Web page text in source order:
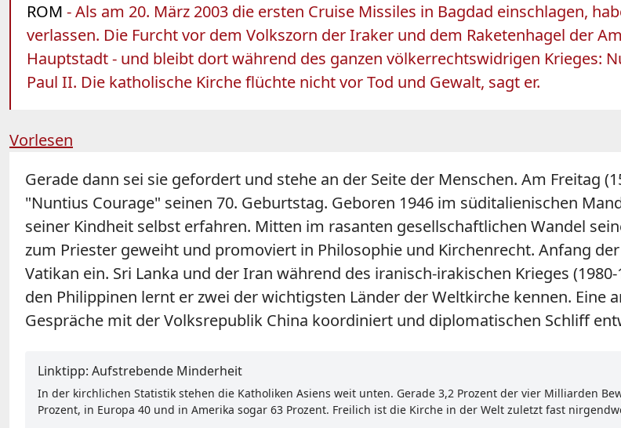
ROM - Als am 20. März 2003 die ersten Cruise Missiles in Bagdad einschlagen,
verlassen. Die Furcht vor dem Volkszorn der Iraker und dem Raketenhagel der
Hauptstadt - und bleibt dort während des ganzen völkerrechtswidrigen Krieges:
Paul II. Die katholische Kirche flüchte nicht vor Tod und Gewalt, sagt er.
Vorlesen
Gerade dann sei sie gefordert und stehe an der Seite der Menschen. Am Freitag
"Nuntius Courage" seinen 70. Geburtstag. Geboren 1946 im süditalienischen
seiner Kindheit selbst erfahren. Mitten im rasanten gesellschaftlichen Wandel
zum Priester geweiht und promoviert in Philosophie und Kirchenrecht. Anfang
Vatikan ein. Sri Lanka und der Iran während des iranisch-irakischen Krieges
den Philippinen lernt er zwei der wichtigsten Länder der Weltkirche kennen. Eine
Gespräche mit der Volksrepublik China koordiniert und diplomatischen Schliff
Linktipp: Aufstrebende Minderheit
In der kirchlichen Statistik stehen die Katholiken Asiens weit unten. Gerade 3,2 Prozent der vier Milliarden
Prozent, in Europa 40 und in Amerika sogar 63 Prozent. Freilich ist die Kirche in der Welt zuletzt fast